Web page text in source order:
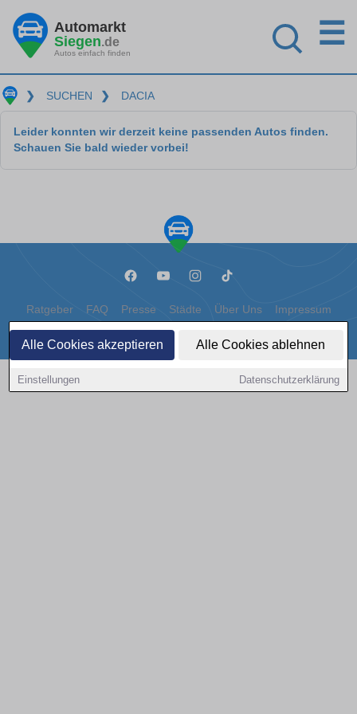
Alle Cookies akzeptieren Alle Cookies ablehnen
Einstellungen Datenschutzerklärung
Automarkt
Siegen.de
Autos einfach finden
☰
❯ SUCHEN ❯ DACIA
Leider konnten wir derzeit keine passenden Autos finden.
Schauen Sie bald wieder vorbei!
Ratgeber FAQ Presse Städte Über Uns Impressum
Datenschutz Cookies
Copyright © 2000 - 2026 | 1A Infosysteme GmbH | Content by: 1a-sites-autos